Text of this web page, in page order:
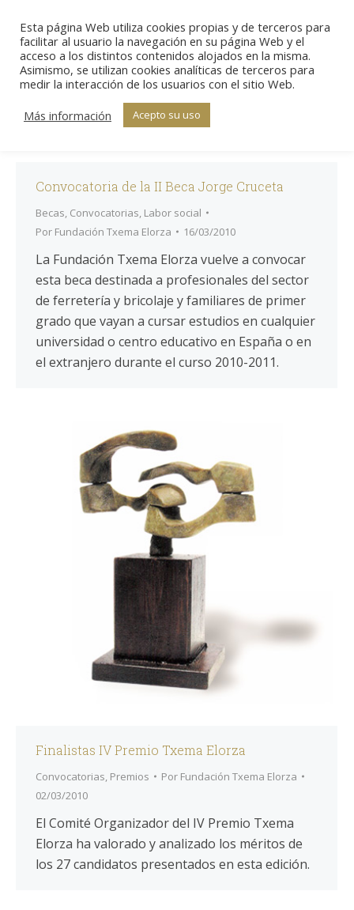
Archivo por mes:marzo
2010
Estás aquí:
Inicio
Convocatoria de la II Beca Jorge Cruceta
Becas, Convocatorias, Labor social
Por Fundación Txema Elorza 16/03/2010
La Fundación Txema Elorza vuelve a convocar
esta beca destinada a profesionales del sector
de ferretería y bricolaje y familiares de primer
grado que vayan a cursar estudios en cualquier
universidad o centro educativo en España o en
el extranjero durante el curso 2010-2011.
Finalistas IV Premio Txema Elorza
Convocatorias, Premios Por Fundación Txema Elorza
02/03/2010
El Comité Organizador del IV Premio Txema
Elorza ha valorado y analizado los méritos de
los 27 candidatos presentados en esta edición.
Esta página Web utiliza cookies propias y de terceros para
facilitar al usuario la navegación en su página Web y el
acceso a los distintos contenidos alojados en la misma.
Asimismo, se utilizan cookies analíticas de terceros para
medir la interacción de los usuarios con el sitio Web.
Más información
Acepto su uso